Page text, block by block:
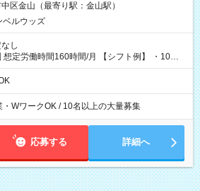
区金山（最寄り駅：金山駅）
ベルウッズ
し
時間160時間/月 【シフト例】 ・10：
・WワークOK / 10名以上の大量募集
応募する 詳細へ